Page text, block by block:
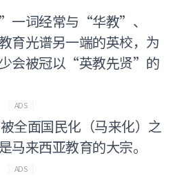
一词经常与“华教”、
育光谱另一端的英校，为
会被冠以“英教先贤”的
ADS
全面国民化（马来化）之
马来西亚教育的大宗。
ADS